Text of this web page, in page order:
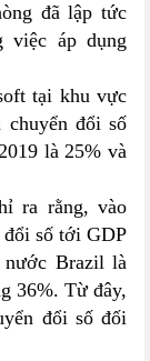
đã lập tức
việc áp dụng
tại khu vực
đổi số
là 25% và
ra rằng, vào
đổi số tới GDP
Brazil là
36%. Từ đây,
đổi số đối